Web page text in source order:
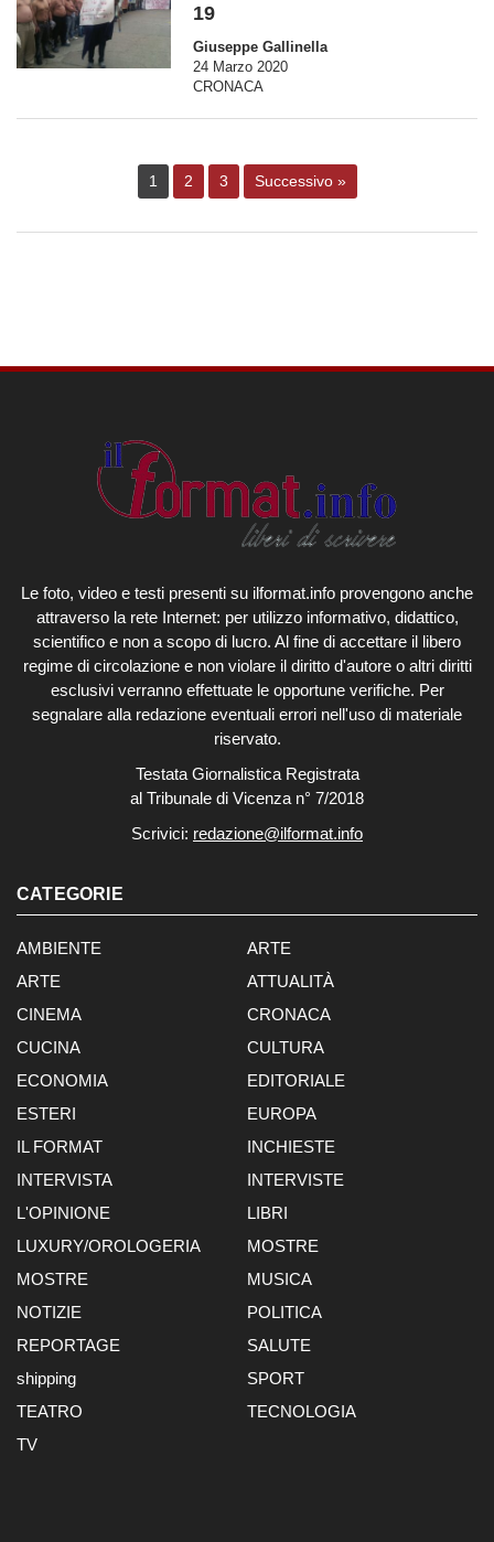
19
Giuseppe Gallinella
24 Marzo 2020
CRONACA
1 2 3 Successivo »
Le foto, video e testi presenti su ilformat.info provengono anche
attraverso la rete Internet: per utilizzo informativo, didattico,
scientifico e non a scopo di lucro. Al fine di accettare il libero
regime di circolazione e non violare il diritto d'autore o altri diritti
esclusivi verranno effettuate le opportune verifiche. Per
segnalare alla redazione eventuali errori nell'uso di materiale
riservato.
Testata Giornalistica Registrata
al Tribunale di Vicenza n° 7/2018
Scrivici: redazione@ilformat.info
CATEGORIE
AMBIENTE
ARTE
ARTE
ATTUALITÀ
CINEMA
CRONACA
CUCINA
CULTURA
ECONOMIA
EDITORIALE
ESTERI
EUROPA
IL FORMAT
INCHIESTE
INTERVISTA
INTERVISTE
L'OPINIONE
LIBRI
LUXURY/OROLOGERIA
MOSTRE
MOSTRE
MUSICA
NOTIZIE
POLITICA
REPORTAGE
SALUTE
shipping
SPORT
TEATRO
TECNOLOGIA
TV